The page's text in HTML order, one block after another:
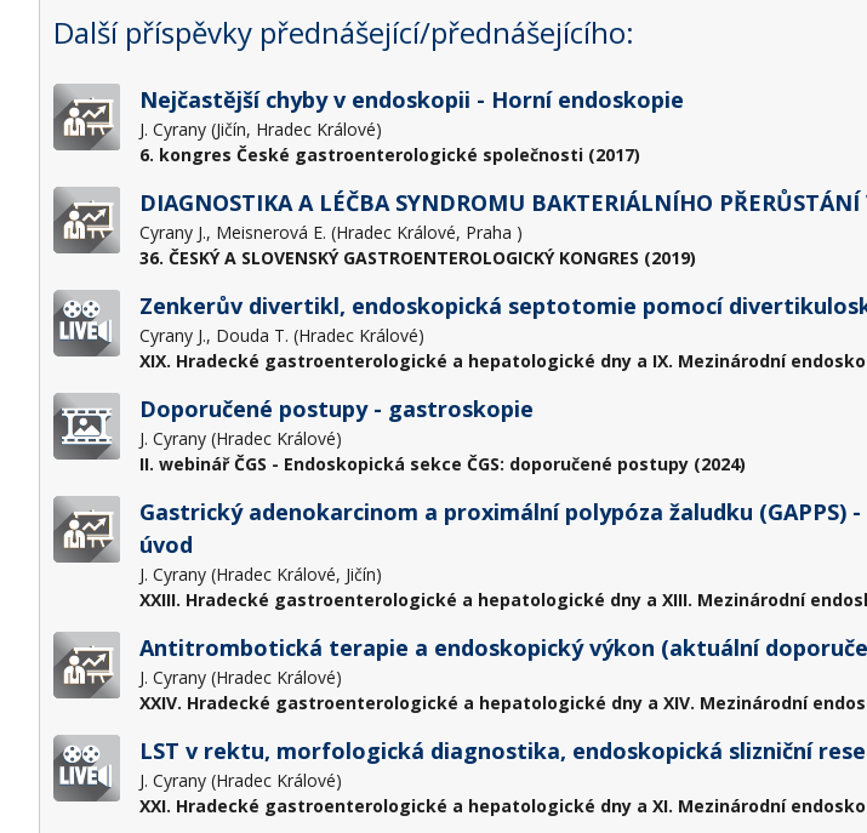
Další příspěvky přednášející/přednášejícího:
Nejčastější chyby v endoskopii - Horní endoskopie
J. Cyrany (Jičín, Hradec Králové)
6. kongres České gastroenterologické společnosti (2017)
DIAGNOSTIKA A LÉČBA SYNDROMU BAKTERIÁLNÍHO PŘERŮSTÁNÍ
Cyrany J., Meisnerová E. (Hradec Králové, Praha )
36. ČESKÝ A SLOVENSKÝ GASTROENTEROLOGICKÝ KONGRES (2019)
Zenkerův divertikl, endoskopická septotomie pomocí
Cyrany J., Douda T. (Hradec Králové)
XIX. Hradecké gastroenterologické a hepatologické dny a IX. Mezinárodní
Doporučené postupy - gastroskopie
J. Cyrany (Hradec Králové)
II. webinář ČGS - Endoskopická sekce ČGS: doporučené postupy (2024)
Gastrický adenokarcinom a proximální polypóza žaludku
úvod
J. Cyrany (Hradec Králové, Jičín)
XXIII. Hradecké gastroenterologické a hepatologické dny a XIII. Mezinárodní
Antitrombotická terapie a endoskopický výkon (aktuální
J. Cyrany (Hradec Králové)
XXIV. Hradecké gastroenterologické a hepatologické dny a XIV. Mezinárodní
LST v rektu, morfologická diagnostika, endoskopická slizniční
J. Cyrany (Hradec Králové)
XXI. Hradecké gastroenterologické a hepatologické dny a XI. Mezinárodní